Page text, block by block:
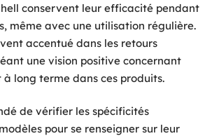
conservent leur efficacité pendant
même avec une utilisation régulière.
accentué dans les retours
une vision positive concernant
à long terme dans ces produits.
de vérifier les spécificités
pour se renseigner sur leur